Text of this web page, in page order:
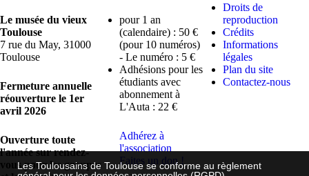
Les Toulousains de Toulouse se conforme au règlement
Le musée du vieux
Toulouse
7 rue du May, 31000
Toulouse
Fermeture annuelle
réouverture le 1er
avril 2026
Ouverture toute
l'année sur rendez-
vous pour les groupes
pour 1 an
(calendaire) : 50 €
(pour 10 numéros)
- Le numéro : 5 €
Adhésions pour les
étudiants avec
abonnement à
L'Auta : 22 €
Adhérez à
l'association
Faites un don !
Droits de
reproduction
Crédits
Informations
légales
Plan du site
Contactez-nous